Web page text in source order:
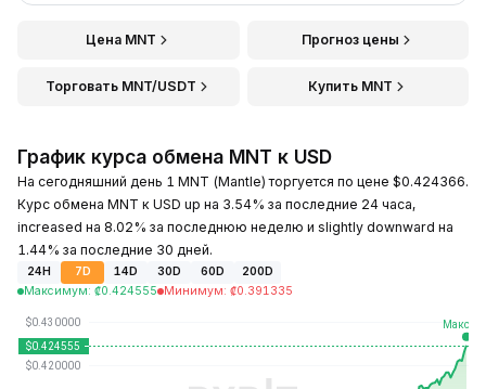
Цена MNT Прогноз цены
Торговать MNT/USDT Купить MNT
График курса обмена MNT к USD
На сегодняшний день 1 MNT (Mantle) торгуется по цене $0.424366.
Курс обмена MNT к USD up на 3.54% за последние 24 часа,
increased на 8.02% за последнюю неделю и slightly downward на
1.44% за последние 30 дней.
24H 7D 14D 30D 60D
200D
Максимум: ₡0.424555 Минимум: ₡0.391335